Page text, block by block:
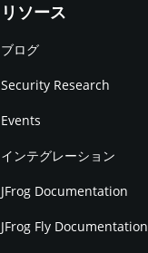
リソース
ブログ
Security Research
Events
インテグレーション
JFrog Documentation
JFrog Fly Documentation